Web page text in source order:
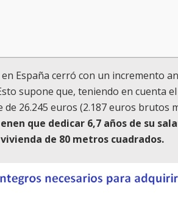
España cerró con un incremento
supone que, teniendo en cuenta
26.245 euros (2.187 euros brutos
que dedicar 6,7 años de su
de 80 metros cuadrados.